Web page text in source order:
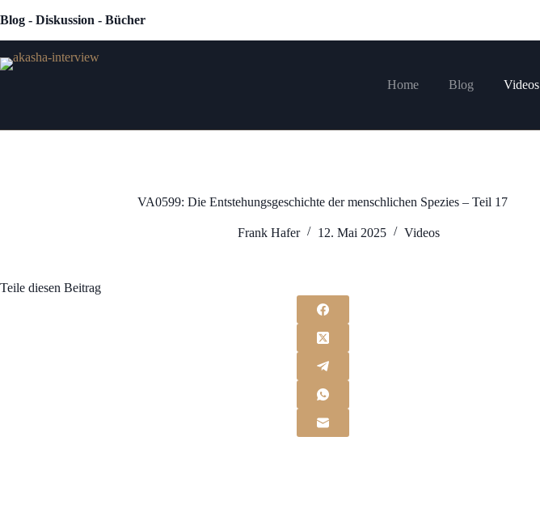
Inhalt
Blog - Diskussion - Bücher
Home Blog Videos
VA0599: Die Entstehungsgeschichte der menschlichen Spezies – Teil 17
Frank Hafer 12. Mai 2025 Videos
Teile diesen Beitrag